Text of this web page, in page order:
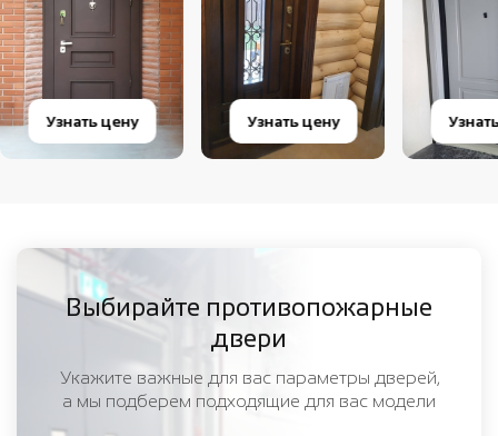
Узнать цену Узнать цену
Выбирайте противопожарные
двери
Укажите важные для вас параметры дверей,
а мы подберем подходящие для вас модели